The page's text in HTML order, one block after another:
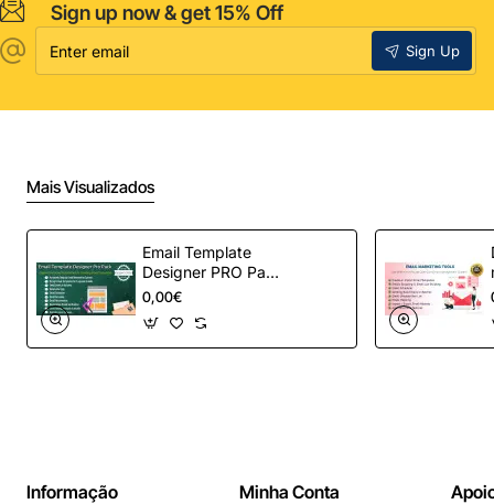
Sign up now & get 15% Off
Enter
email
Sign Up
Mais Visualizados
Email Template
Designer PRO Pack
– Automação de e-
mail definitiva para
OpenCart
0,00€
Informação Minha Conta